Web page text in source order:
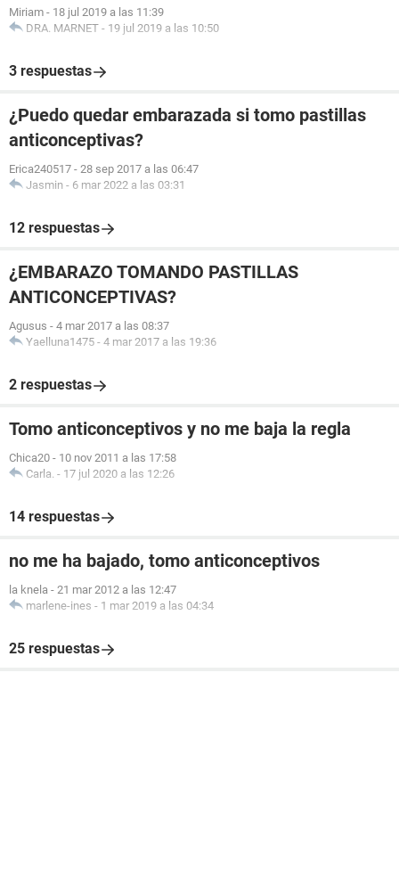
Miriam - 18 jul 2019 a las 11:39
DRA. MARNET - 19 jul 2019 a las 10:50
3 respuestas
¿Puedo quedar embarazada si tomo pastillas
anticonceptivas?
Erica240517 - 28 sep 2017 a las 06:47
Jasmin - 6 mar 2022 a las 03:31
12 respuestas
¿EMBARAZO TOMANDO PASTILLAS
ANTICONCEPTIVAS?
Agusus - 4 mar 2017 a las 08:37
Yaelluna1475 - 4 mar 2017 a las 19:36
2 respuestas
Tomo anticonceptivos y no me baja la regla
Chica20 - 10 nov 2011 a las 17:58
Carla. - 17 jul 2020 a las 12:26
14 respuestas
no me ha bajado, tomo anticonceptivos
la knela - 21 mar 2012 a las 12:47
marlene-ines - 1 mar 2019 a las 04:34
25 respuestas